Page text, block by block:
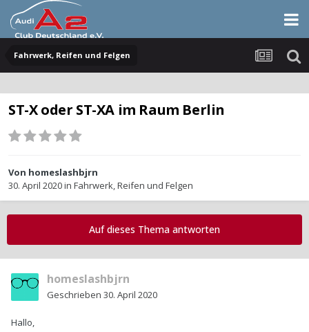
Fahrwerk, Reifen und Felgen
ST-X oder ST-XA im Raum Berlin
Von homeslashbjrn
30. April 2020in Fahrwerk, Reifen und Felgen
Auf dieses Thema antworten
homeslashbjrn
Geschrieben 30. April 2020
Hallo,